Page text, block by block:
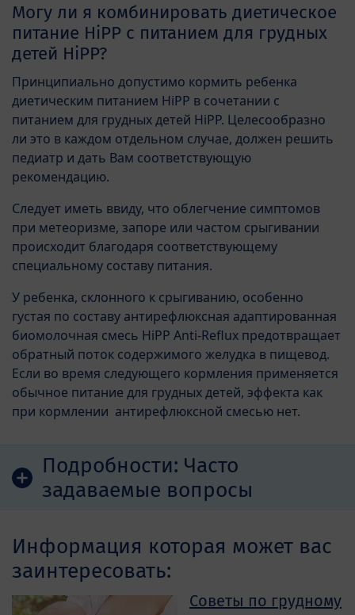
Могу ли я комбинировать диетическое
питание HiPP с питанием для грудных
детей HiPP?
Принципиально допустимо кормить ребенка
диетическим питанием HiPP в сочетании с
питанием для грудных детей HiPP. Целесообразно
ли это в каждом отдельном случае, должен решить
педиатр и дать Вам соответствующую
рекомендацию.
Следует иметь ввиду, что облегчение симптомов
при метеоризме, запоре или частом срыгивании
происходит благодаря соответствующему
специальному составу питания.
У ребенка, склонного к срыгиванию, особенно
густая по составу антирефлюксная адаптированная
биомолочная смесь HiPP Anti-Reflux предотвращает
обратный поток содержимого желудка в пищевод.
Если во время следующего кормления применяется
обычное питание для грудных детей, эффекта как
при кормлении антирефлюксной смесью нет.
Подробности: Часто
задаваемые вопросы
Информация которая может вас
заинтересовать:
Советы по грудному